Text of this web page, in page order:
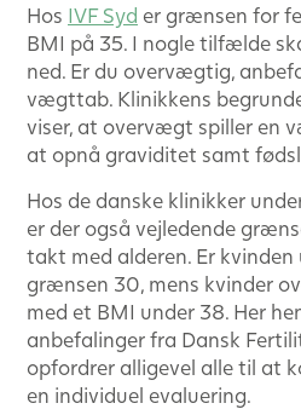
Hos IVF Syd er grænsen for
BMI på 35. I nogle tilfælde
ned. Er du overvægtig,
vægttab. Klinikkens
viser, at overvægt spiller en
at opnå graviditet samt
Hos de danske klinikker
er der også vejledende
takt med alderen. Er
grænsen 30, mens kvinder
med et BMI under 38. Her
anbefalinger fra Dansk
opfordrer alligevel alle til at
en individuel evaluering.